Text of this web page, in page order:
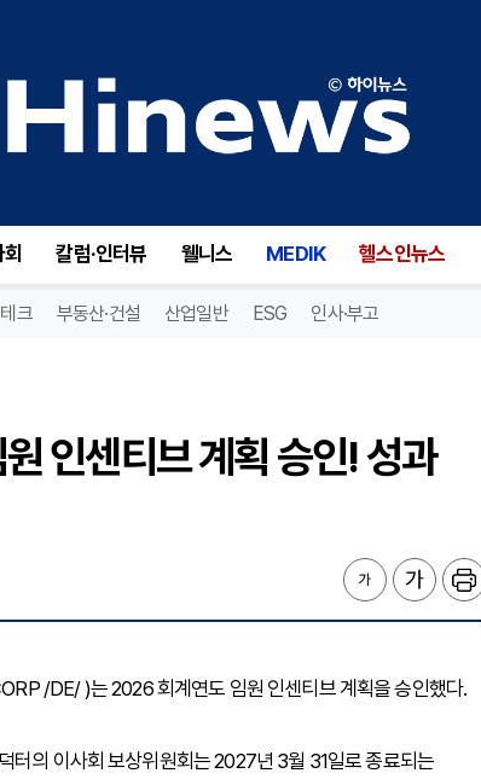
칼럼·인터뷰 웰니스 MEDIK 헬스인뉴스
테크 부동산·건설 산업일반 ESG 인사·부고
인센티브 계획 승인! 성과
/DE/ )는 2026 회계연도 임원 인센티브 계획을 승인했다.
터의 이사회 보상위원회는 2027년 3월 31일로 종료되는